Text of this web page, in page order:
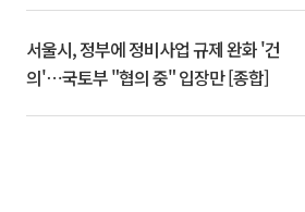
서울시, 정부에 정비사업 규제 완화 '건
의'⋯국토부 "협의 중" 입장만 [종합]